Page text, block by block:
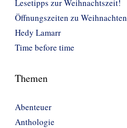
Lesetipps zur Weihnachtszeit!
Öffnungszeiten zu Weihnachten
Hedy Lamarr
Time before time
Themen
Abenteuer
Anthologie